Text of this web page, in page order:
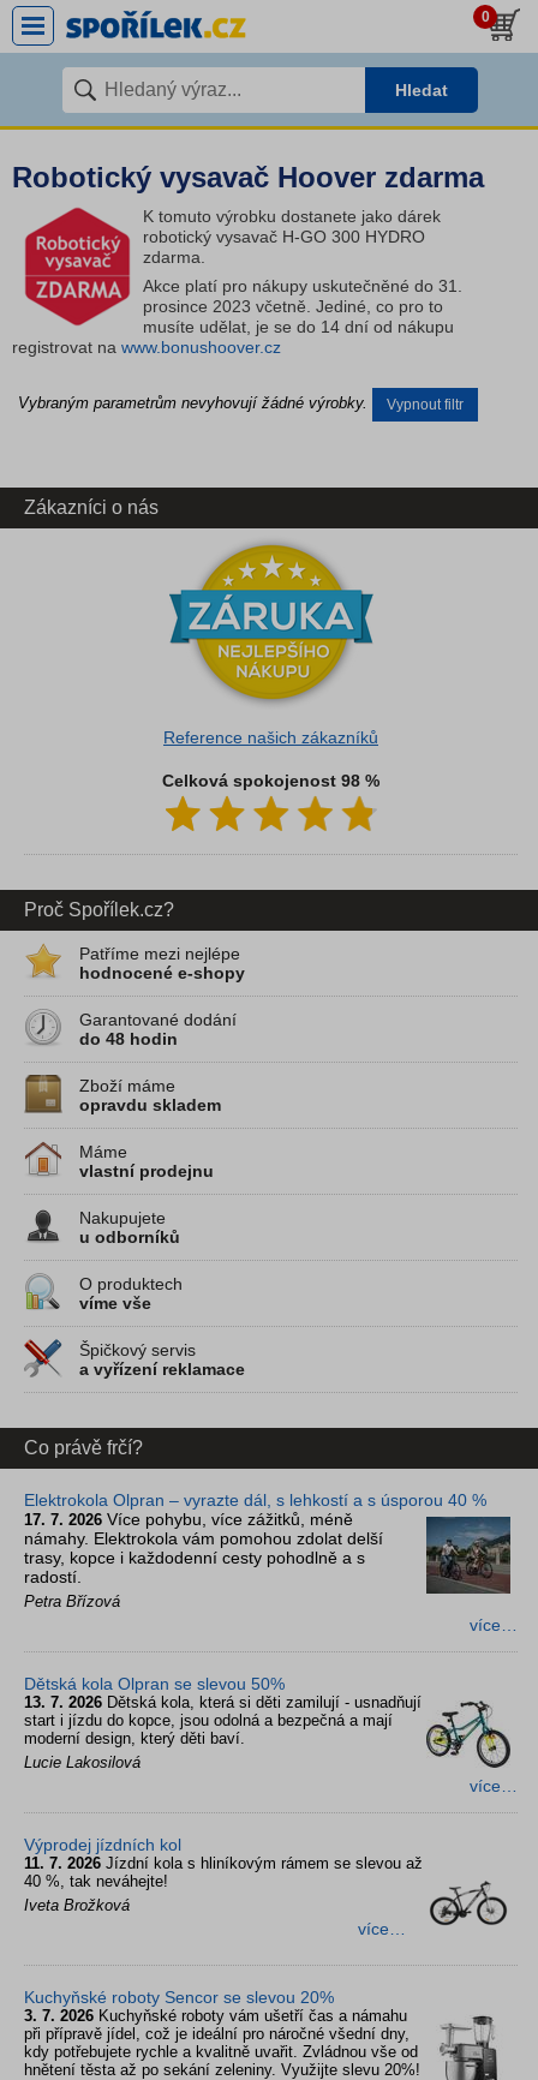
0
Hledat
Robotický vysavač Hoover zdarma
K tomuto výrobku dostanete jako dárek
robotický vysavač H-GO 300 HYDRO
zdarma.
Akce platí pro nákupy uskutečněné do 31.
prosince 2023 včetně. Jediné, co pro to
musíte udělat, je se do 14 dní od nákupu
registrovat na www.bonushoover.cz
Vybraným parametrům nevyhovují žádné výrobky. Vypnout filtr
Zákazníci o nás
Reference našich zákazníků
Celková spokojenost 98 %
Proč Spořílek.cz?
Patříme mezi nejlépe
hodnocené e-shopy
Garantované dodání
do 48 hodin
Zboží máme
opravdu skladem
Máme
vlastní prodejnu
Nakupujete
u odborníků
O produktech
víme vše
Špičkový servis
a vyřízení reklamace
Co právě frčí?
Elektrokola Olpran – vyrazte dál, s lehkostí a s úsporou 40 %
17. 7. 2026 Více pohybu, více zážitků, méně
námahy. Elektrokola vám pomohou zdolat delší
trasy, kopce i každodenní cesty pohodlně a s
radostí.
Petra Břízová
více…
Dětská kola Olpran se slevou 50%
13. 7. 2026 Dětská kola, která si děti zamilují - usnadňují
start i jízdu do kopce, jsou odolná a bezpečná a mají
moderní design, který děti baví.
Lucie Lakosilová
více…
Výprodej jízdních kol
11. 7. 2026 Jízdní kola s hliníkovým rámem se slevou až
40 %, tak neváhejte!
Iveta Brožková
více…
Kuchyňské roboty Sencor se slevou 20%
3. 7. 2026 Kuchyňské roboty vám ušetří čas a námahu
při přípravě jídel, což je ideální pro náročné všední dny,
kdy potřebujete rychle a kvalitně uvařit. Zvládnou vše od
hnětení těsta až po sekání zeleniny. Využijte slevu 20%!